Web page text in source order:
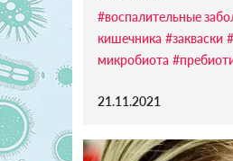
#воспалительные
кишечника #закваски
микробиота
21.11.2021